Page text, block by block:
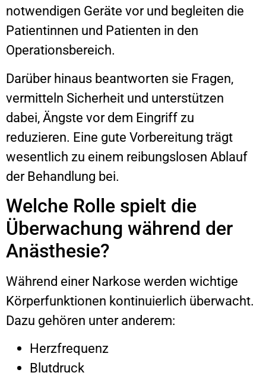
notwendigen Geräte vor und begleiten die
Patientinnen und Patienten in den
Operationsbereich.
Darüber hinaus beantworten sie Fragen,
vermitteln Sicherheit und unterstützen
dabei, Ängste vor dem Eingriff zu
reduzieren. Eine gute Vorbereitung trägt
wesentlich zu einem reibungslosen Ablauf
der Behandlung bei.
Welche Rolle spielt die
Überwachung während der
Anästhesie?
Während einer Narkose werden wichtige
Körperfunktionen kontinuierlich überwacht.
Dazu gehören unter anderem:
Herzfrequenz
Blutdruck